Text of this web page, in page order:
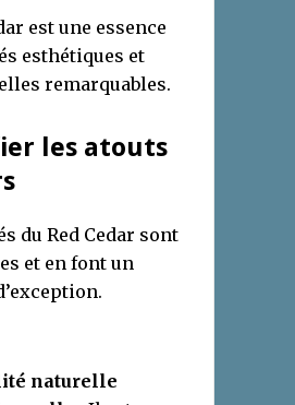
est une essence
esthétiques et
remarquables.
les atouts
du Red Cedar sont
et en font un
naturelle